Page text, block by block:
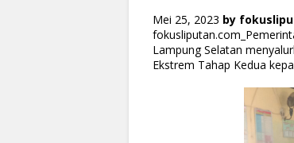
Mei 25, 2023 by
Lampung Selatan
Ekstrem Tahap Kedua